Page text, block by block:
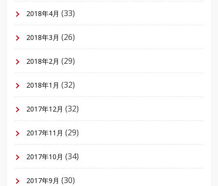
2018年4月 (33)
2018年3月 (26)
2018年2月 (29)
2018年1月 (32)
2017年12月 (32)
2017年11月 (29)
2017年10月 (34)
2017年9月 (30)